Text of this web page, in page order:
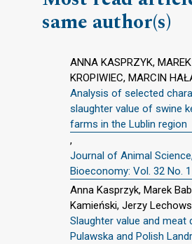
same author(s)
ANNA KASPRZYK,
KROPIWIEC, MARCIN
Analysis of selected
slaughter value of swine
farms in the Lublin region
,
Journal of Animal
Bioeconomy: Vol. 32 No.
Anna Kasprzyk, Marek
Kamieński, Jerzy
Slaughter value and meat
Pulawska and Polish